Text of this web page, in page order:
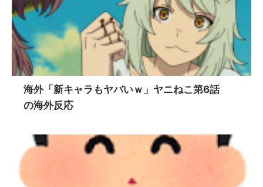
海外「新キャラもヤバいｗ」ヤニねこ第6話
の海外反応